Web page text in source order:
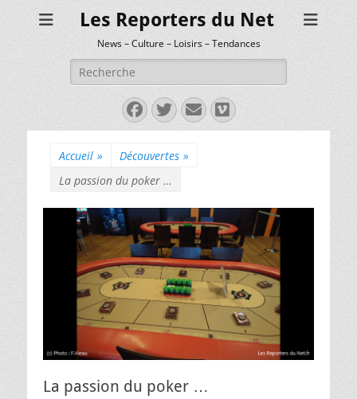
Les Reporters du Net
News – Culture – Loisirs – Tendances
Rechercher :
Facebook
Twitter
E-
mail
Vimeo
Accueil » Découvertes »
La passion du poker …
La passion du poker …